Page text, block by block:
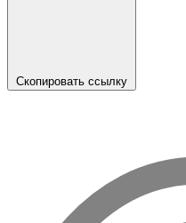
Скопировать ссылку